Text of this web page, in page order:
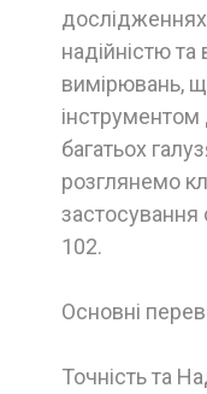
надійністю
вимірювань,
інструментом
багатьох
розглянемо
застосування
102.
Основні
Точність та